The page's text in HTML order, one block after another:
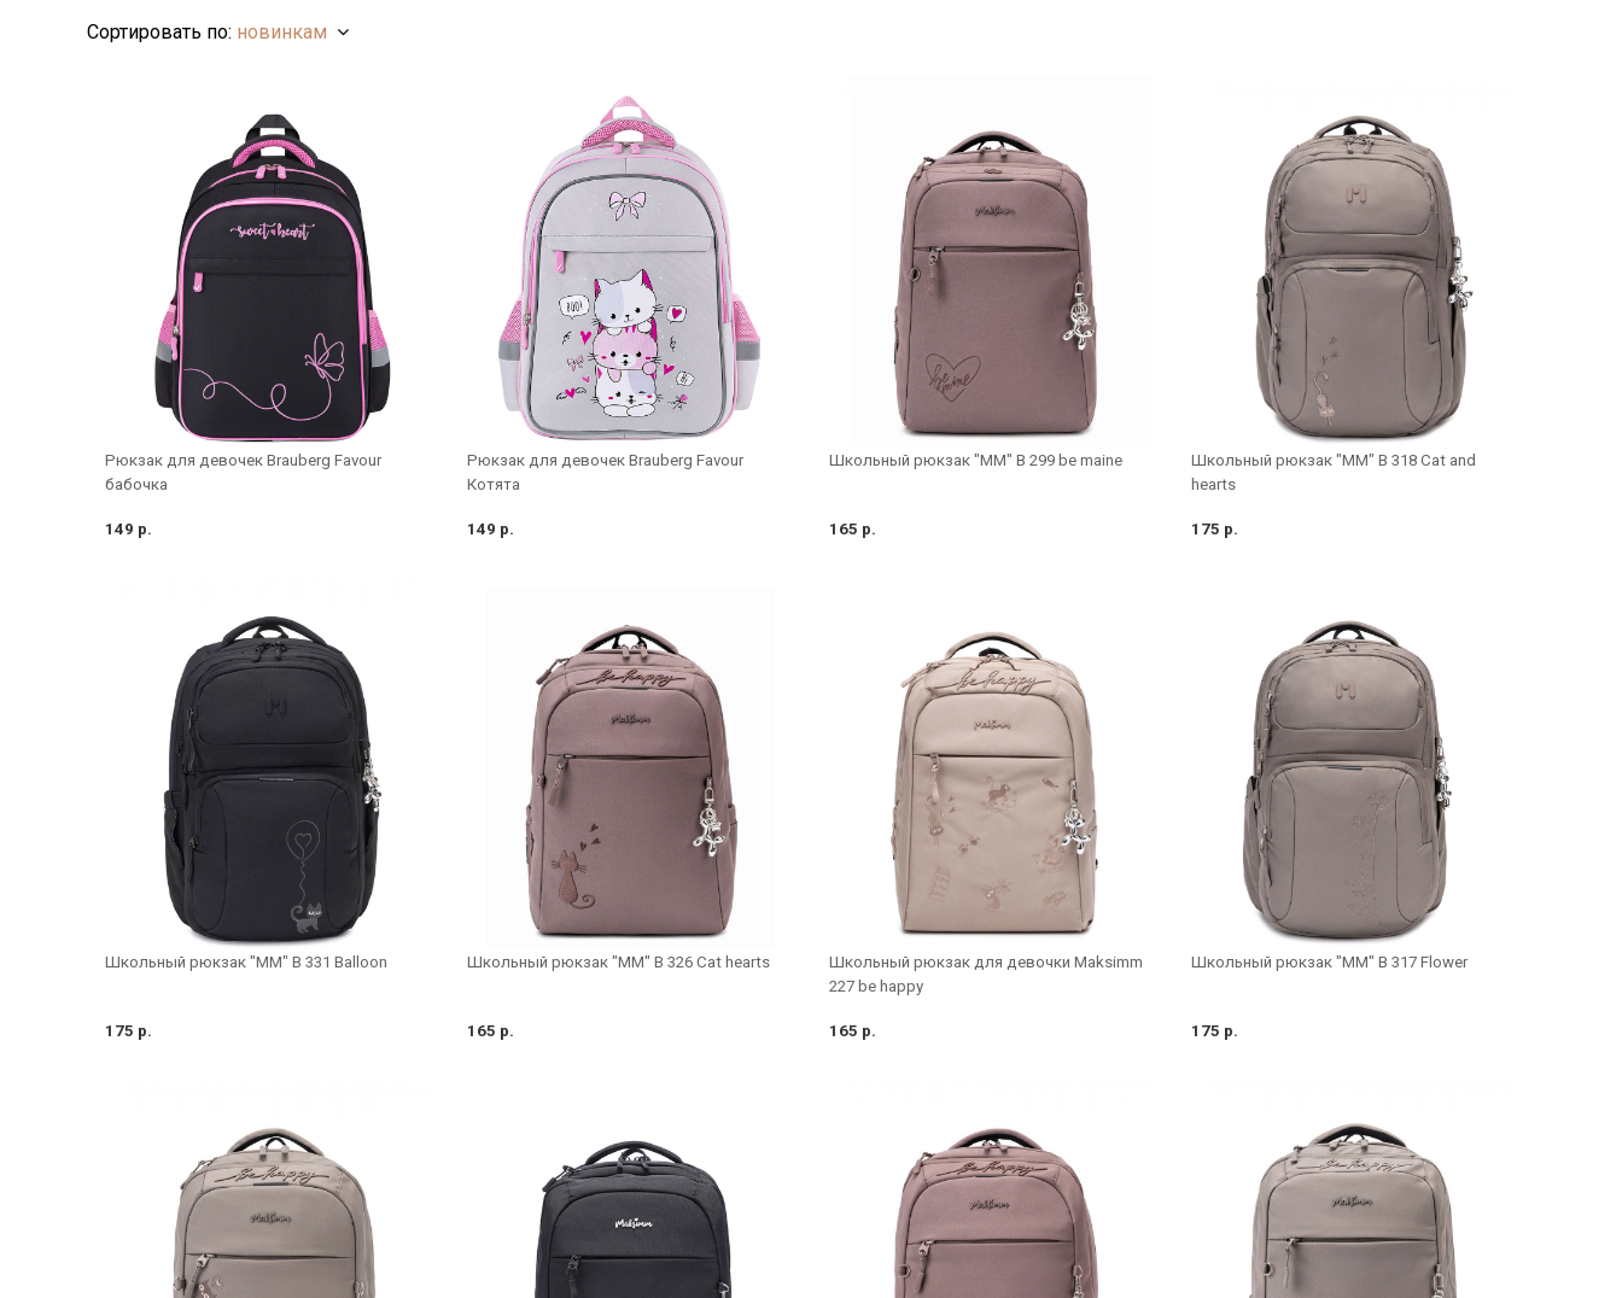
Сортировать по: новинкам
Рюкзак для девочек Brauberg Favour
бабочка
149 р.
Рюкзак для девочек Brauberg Favour
Котята
149 р.
Школьный рюкзак "MM" B 299 be maine
165 р.
Школьный рюкзак "MM" B 318 Cat and
hearts
175 р.
Школьный рюкзак "MM" B 331 Balloon
175 р.
Школьный рюкзак "MM" B 326 Cat hearts
165 р.
Школьный рюкзак для девочки Maksimm
227 be happy
165 р.
Школьный рюкзак "MM" B 317 Flower
175 р.